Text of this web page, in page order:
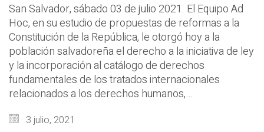
San Salvador, sábado 03 de julio 2021. El Equipo Ad
Hoc, en su estudio de propuestas de reformas a la
Constitución de la República, le otorgó hoy a la
población salvadoreña el derecho a la iniciativa de ley
y la incorporación al catálogo de derechos
fundamentales de los tratados internacionales
relacionados a los derechos humanos,…
3 julio, 2021